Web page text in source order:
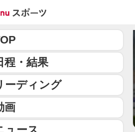
程・結果
ーディング
画